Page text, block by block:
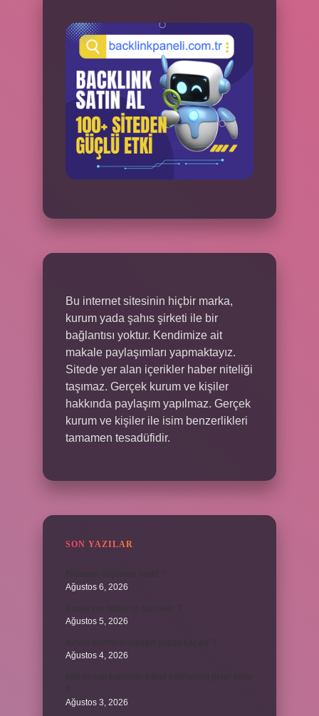
Bu internet sitesinin hiçbir marka,
kurum yada şahıs şirketi ile bir
bağlantısı yoktur. Kendimize ait
makale paylaşımları yapmaktayız.
Sitede yer alan içerikler haber niteliği
taşımaz. Gerçek kurum ve kişiler
hakkında paylaşım yapılmaz. Gerçek
kurum ve kişiler ile isim benzerlikleri
tamamen tesadüfidir.
SON YAZILAR
Ağustos 6, 2026
Ağustos 5, 2026
Ağustos 4, 2026
Ağustos 3, 2026